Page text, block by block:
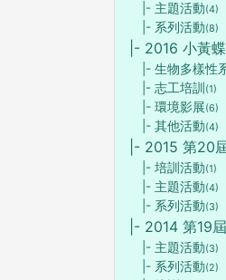
|- 主題活動(4)
|- 系列活動(8)
|- 2016 小黃蝶
|- 生物多樣性
|- 志工培訓 (1)
|- 環境影展(6)
|- 其他活動(4)
|- 2015 第20
|- 培訓活動(1)
|- 主題活動(4)
|- 系列活動(3)
|- 2014 第19
|- 主題活動(3)
|- 系列活動(2)